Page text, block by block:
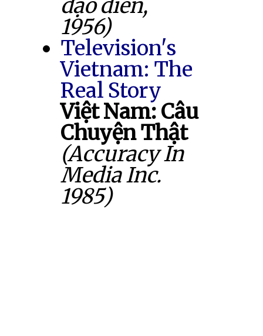
đạo diễn,
1956)
Television's
Vietnam: The
Real Story
Việt Nam: Câu
Chuyện Thật
(Accuracy In
Media Inc.
1985)